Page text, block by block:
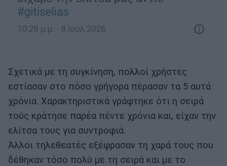
Σχετικά με τη συγκίνηση, πολλοί χρήστες
εστίασαν στο πόσο γρήγορα πέρασαν τα 5 αυτά
χρόνια. Χαρακτηριστικά γράφτηκε ότι η σειρά
τούς κράτησε παρέα πέντε χρόνια και, είχαν την
ελίτσα τους για συντροφιά.
Άλλοι τηλεθεατές εξέφρασαν τη χαρά τους που
δέθηκαν τόσο πολύ με τη σειρά και με το